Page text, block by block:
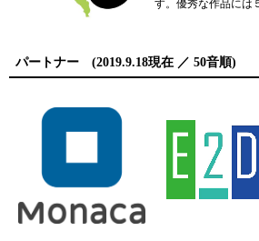
す。優秀な作品には
パートナー (2019.9.18現在 ／ 50音順)